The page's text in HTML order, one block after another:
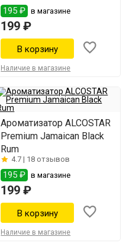
195 ₽ в магазине
199 ₽
Наличие в магазине
Ароматизатор ALCOSTAR
Premium Jamaican Black
Rum
4.7 | 18 отзывов
195 ₽ в магазине
199 ₽
Наличие в магазине